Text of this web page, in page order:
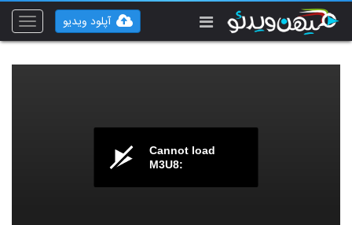
Toggle
آپلود ویدیو
Cannot load
M3U8: